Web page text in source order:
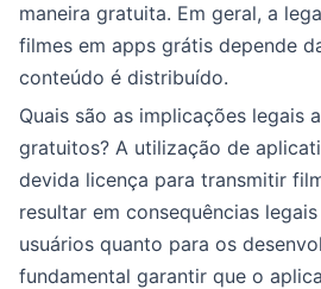
maneira gratuita. Em geral, a
filmes em apps grátis depende
conteúdo é distribuído.
Quais são as implicações legais
gratuitos? A utilização de
devida licença para transmitir
resultar em consequências
usuários quanto para os
fundamental garantir que o